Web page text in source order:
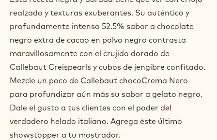
realzado y texturas exuberantes. Su auténtico y
profundamente intenso 52.5% sabor a chocolate
negro extra de cacao en polvo negro contrasta
maravillosamente con el crujido dorado de
Callebaut Creispearls y cubos de jengibre confitado.
Mezcle un poco de Callebaut chocoCrema Nero
para profundizar aún más su sabor a gelato negro.
Dale el gusto a tus clientes con el poder del
verdadero helado italiano. Agrega éste último
showstopper a tu mostrador.